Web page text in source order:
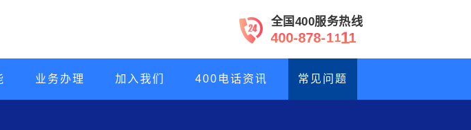
全国400服务热线
400-878-1111
业务办理 加入我们 400电话资讯 常见问题